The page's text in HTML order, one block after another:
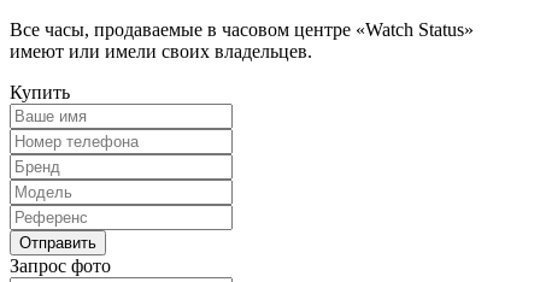
Все часы, продаваемые в часовом центре «Watch Status»
имеют или имели своих владельцев.
Купить
Запрос фото